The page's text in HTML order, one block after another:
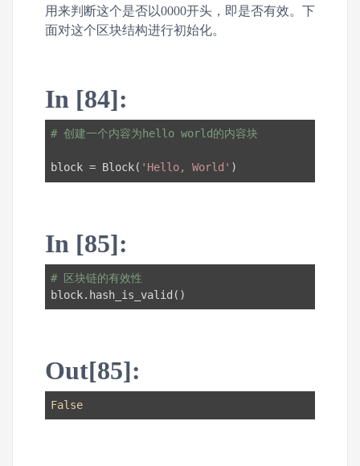
用来判断这个是否以0000开头，即是否有效。下
面对这个区块结构进行初始化。
In [84]:
# 创建一个内容为hello world的内容块
block = Block( 'Hello, World' )
In [85]:
# 区块链的有效性
block.hash_is_valid()
Out[85]:
False